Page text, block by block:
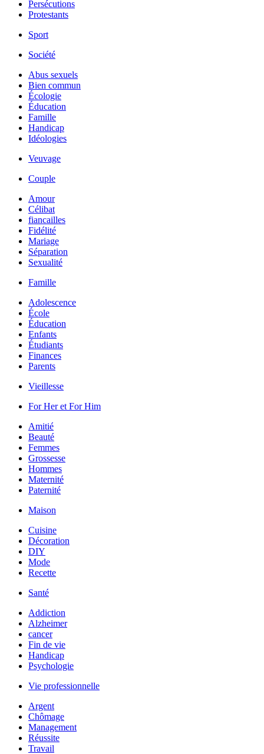
Persécutions
Protestants
Sport
Société
Abus sexuels
Bien commun
Écologie
Éducation
Famille
Handicap
Idéologies
Veuvage
Couple
Amour
Célibat
fiancailles
Fidélité
Mariage
Séparation
Sexualité
Famille
Adolescence
École
Éducation
Enfants
Étudiants
Finances
Parents
Vieillesse
For Her et For Him
Amitié
Beauté
Femmes
Grossesse
Hommes
Maternité
Paternité
Maison
Cuisine
Décoration
DIY
Mode
Recette
Santé
Addiction
Alzheimer
cancer
Fin de vie
Handicap
Psychologie
Vie professionnelle
Argent
Chômage
Management
Réussite
Travail